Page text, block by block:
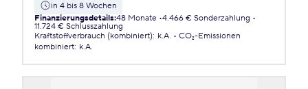
in 4 bis 8 Wochen
Finanzierungsdetails:48 Monate 4.466 € Sonderzahlung
11.724 € Schlusszahlung
Kraftstoffverbrauch (kombiniert): k.A.
CO₂-Emissionen
kombiniert: k.A.